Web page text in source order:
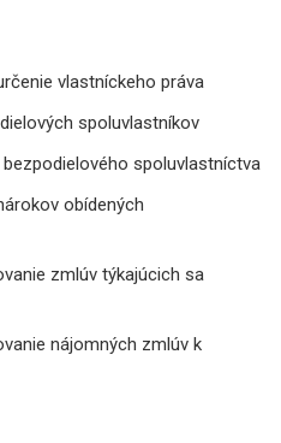
vlastníckeho práva
spoluvlastníkov
spoluvlastníctva
obídených
zmlúv týkajúcich sa
nájomných zmlúv k